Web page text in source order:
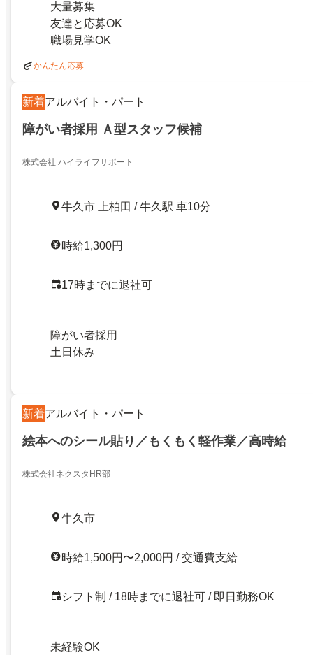
大量募集
友達と応募OK
職場見学OK
かんたん応募
新着アルバイト・パート
障がい者採用 Ａ型スタッフ候補
株式会社 ハイライフサポート
牛久市 上柏田 / 牛久駅 車10分
時給1,300円
17時までに退社可
障がい者採用
土日休み
新着アルバイト・パート
絵本へのシール貼り／もくもく軽作業／高時給
株式会社ネクスタHR部
牛久市
時給1,500円〜2,000円 / 交通費支給
シフト制 / 18時までに退社可 / 即日勤務OK
未経験OK